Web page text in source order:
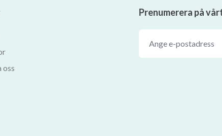
oss
Prenumerera på